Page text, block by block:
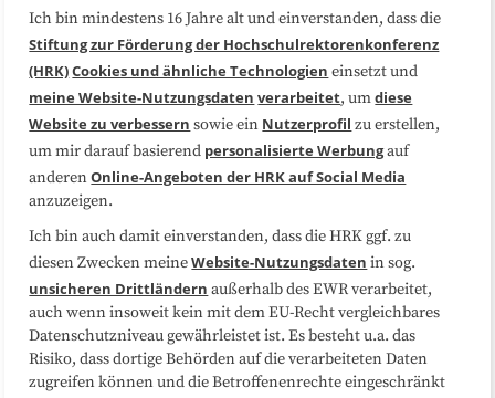
Über uns FAQ
Medienarbeit Kooperationen
Datenschutzerklärung Impressum
Sitemap
Folgen Sie uns
Ich bin mindestens 16 Jahre alt und einverstanden, dass die
Stiftung zur Förderung der Hochschulrektorenkonferenz
(HRK)Cookies und ähnliche Technologien einsetzt und
meine Website-Nutzungsdaten verarbeitet, umdiese
Website zu verbessern sowie ein Nutzerprofil zu erstellen,
um mir darauf basierend personalisierte Werbungauf
anderenOnline-Angeboten der HRK auf Social Media
anzuzeigen.
Ich bin auch damit einverstanden, dass die HRK ggf. zu
diesen Zwecken meineWebsite-Nutzungsdaten in sog.
unsicheren Drittländern außerhalb des EWR verarbeitet,
auch wenn insoweit kein mit dem EU-Recht vergleichbares
Datenschutzniveau gewährleistet ist. Es besteht u.a. das
Risiko, dass dortige Behörden auf die verarbeiteten Daten
zugreifen können und die Betroffenenrechte eingeschränkt